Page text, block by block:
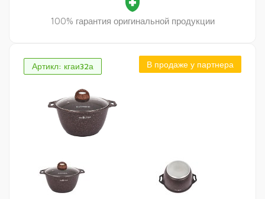
Артикл: кгаи32а В продаже у партнера
100% гарантия оригинальной продукции